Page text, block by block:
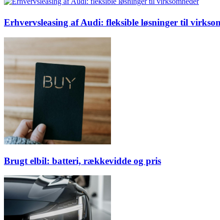
Erhvervsleasing af Audi: fleksible løsninger til
Brugt elbil: batteri, rækkevidde og pris